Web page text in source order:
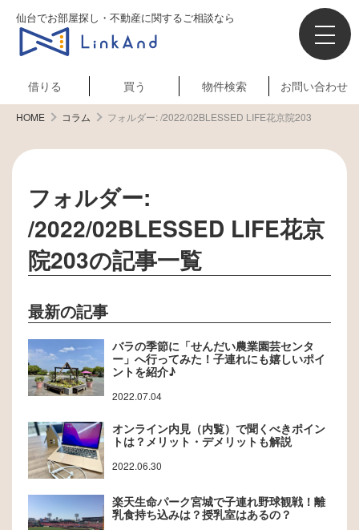
仙台でお部屋探し・不動産に関するご相談なら
借りる 買う 物件検索 お問い合わせ
HOME コラム フォルダー:/2022/02BLESSED LIFE花京院203
フォルダー:
/2022/02BLESSED LIFE花京
院203の記事一覧
最新の記事
バラの季節に「せんだい農業園芸センタ
ー」へ行ってみた！子連れにも嬉しいポイ
ントを紹介♪
2022.07.04
オンライン内見（内覧）で聞くべきポイン
トは？メリット・デメリットも解説
2022.06.30
楽天生命パーク宮城で子連れ野球観戦！離
乳食持ち込みは？授乳室はあるの？